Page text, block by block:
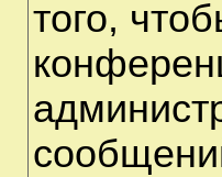
того,